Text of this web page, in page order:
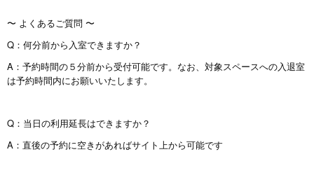
〜 よくあるご質問 〜
Q：何分前から入室できますか？
A：予約時間の５分前から受付可能です。なお、対象スペースへの入退室
は予約時間内にお願いいたします。
Q：当日の利用延長はできますか？
A：直後の予約に空きがあればサイト上から可能です